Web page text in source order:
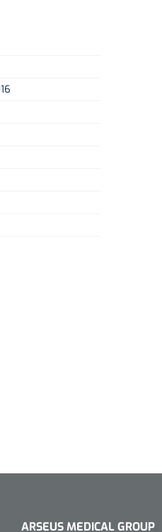
ARSEUS MEDICAL GROUP